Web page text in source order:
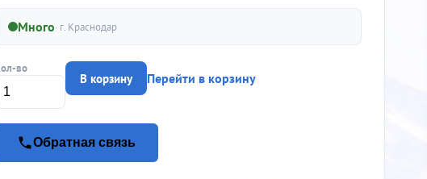
Много· г. Краснодар
во
В корзину Перейти в корзину
Обратная связь